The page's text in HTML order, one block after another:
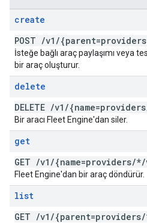
create
POST /v1 /{parent=providers
İsteğe bağlı araç paylaşımı veya
bir araç oluşturur.
delete
DELETE /v1 /{name=providers
Bir aracı Fleet Engine'dan siler.
get
GET /v1 /{name=providers/*/
Fleet Engine'dan bir araç döndürür.
list
GET /v1 /{parent=providers/